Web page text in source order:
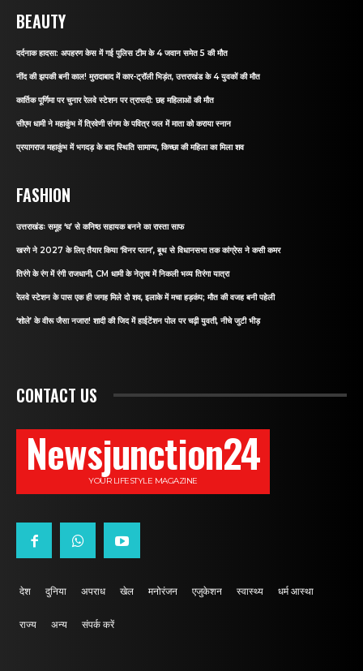
BEAUTY
दर्दनाक हादसा: अपहरण केस में गई पुलिस टीम के 4 जवान समेत 5 की मौत
नींद की झपकी बनी काल! मुरादाबाद में कार-ट्रॉली भिड़ंत, उत्तराखंड के 4 युवकों की मौत
कार्तिक पूर्णिमा पर चुनार रेलवे स्टेशन पर त्रासदी: छह महिलाओं की मौत
सीएम धामी ने महाकुंभ में त्रिवेणी संगम के पवित्र जल में माता को कराया स्नान
प्रयागराज महाकुंभ में भगदड़ के बाद स्थिति सामान्य, किच्छा की महिला का मिला शव
FASHION
उत्तराखंडः समूह ‘घ’ से कनिष्ठ सहायक बनने का रास्ता साफ
खरगे ने 2027 के लिए तैयार किया ‘विनर प्लान’, बूथ से विधानसभा तक कांग्रेस ने कसी कमर
तिरंगे के रंग में रंगी राजधानी, CM धामी के नेतृत्व में निकली भव्य तिरंगा यात्रा
रेलवे स्टेशन के पास एक ही जगह मिले दो शव, इलाके में मचा हड़कंप; मौत की वजह बनी पहेली
‘शोले’ के वीरू जैसा नजारा! शादी की जिद में हाईटेंशन पोल पर चढ़ी युवती, नीचे जुटी भीड़
CONTACT US
Newsjunction24
YOUR LIFESTYLE MAGAZINE
देश दुनिया अपराध खेल मनोरंजन एजुकेशन स्वास्थ्य धर्म आस्था
राज्य अन्य संपर्क करें